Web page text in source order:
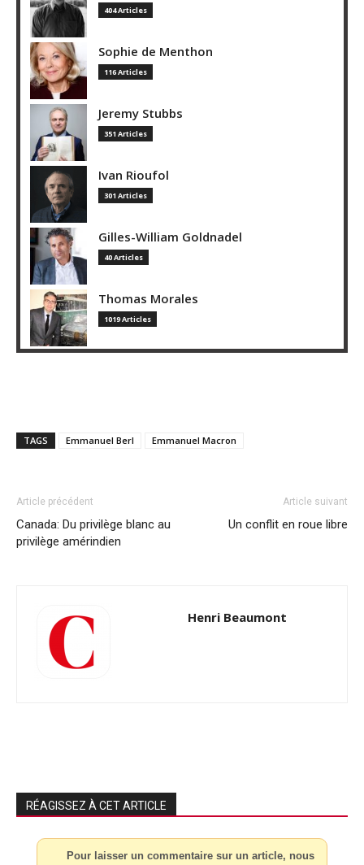
404 Articles
Sophie de Menthon
116 Articles
Jeremy Stubbs
351 Articles
Ivan Rioufol
301 Articles
Gilles-William Goldnadel
40 Articles
Thomas Morales
1019 Articles
TAGS Emmanuel Berl Emmanuel Macron
Article précédent
Canada: Du privilège blanc au
privilège amérindien
Article suivant
Un conflit en roue libre
Henri Beaumont
RÉAGISSEZ À CET ARTICLE
Pour laisser un commentaire sur un article, nous